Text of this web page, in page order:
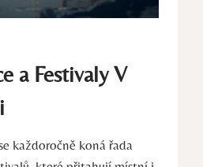
a Festivaly V
každoročně koná řada